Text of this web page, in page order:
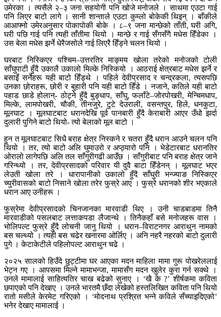
उमेरका । त्यसैले २–३ जना सहयोगी पनि खोजे मनोजले । साथमा एउटा गाई
पनि लिएर बाटो लागे । सानी शान्ताले एउटा कुम्लो बोकेकी थिइन् । बाँकीले
आआफ्नो उमेरअनुसार पोकापोकी बोके । ८–९ जना मान्छेको ताँती, घरी अगि,
घरी पछि गाई पनि त्यही ताँतीमा थियो । मान्छे र गाई सँगसँगै मधेस हिँडेका ।
उस बेला मधेस झर्ने धेरैजसोले गाई लिएरै हिँड्ने चलन थियो ।
घरबाट निस्किएर पश्चिम–उत्तरतिर माङ्मय खोला तरेको मनोजको टोली
साँघुपाटी हुँदै उकालै उकालो मिल्के निस्कियो । आठराई क्षेत्रबाट मधेस झर्ने र
बसाइँ सर्नेहरू यही बाटो हिँड्थे । पहिले देवीप्रसाद र चन्द्रकला, त्यसपछि
उनका छोराहरू, छोरी र बुहारी पनि यही बाटो हिँडे । नजाने, कतिले यही बाटो
पहाड छाडे होलान्- ठोट्ने हुँदै बुङ्धाप, साँघु, फलाँटे–जोरपोखरी, मेन्चिमधाप,
मिल्के, लामपोखरी, चौकी, तीनजुरे, टुटे देउराली, वसन्तपुर, हिले, धनकुटा,
मूलघाट । मूलघाटबाट धरानदेखि पूर्व पानबारी हुँदै केराबारी आएर उँधो झर्दा
दुलारी पुगिने बाटो थियो- त्यो बेलाको मूल बाटो ।
हुन त मूलघाटबाट सिधै बराह क्षेत्र निस्कने र चतरा हुँदै धरान आउने चलन पनि
थियो । तर, त्यो बाटो अलि घुमाउरो र अप्ठ्यारो पनि । भेडेटारबाट धरानतिर
ओरालो लागेपछि अलि तल साँगुरीगढी आउँछ । साँगुरीबाट पनि बराह क्षेत्र जाने
गरिन्थ्यो । तर, देवीप्रसादको परिवार यी दुवै बाटा हिँडेनन् । मूलघाट भएर
लेउती खोला तरे । धारापानीको उकालो हुँदै साँघुरी भन्ज्याङ निस्किएर
च्युरीवासको बाटो निसाने खोला तरेर फुस्रे आए । फुस्रे धरानको शीर भएकाले
धरान आए उनीहरू ।
फुस्रेमा देवीप्रसादको चिनजानका मारवाडी थिए । उनी चाडबाडमा तिनै
मारवाडीको पसलबाट लत्ताकपडा लैजान्थे । तिनैकहाँ बसे मनोजहरू वास ।
भोलिपल्ट फुस्रे हुँदै लोचनी जानु थियो । धरान–विराटनगर आराथुन नामको
बस चल्थ्यो । त्यही बस चढेर खनारमा ओर्लिए । अनि नहरै नहरको बाटो दुलारी
पुगे । केटाकेटीले पहिलोपल्ट आराथुन चढे ।
२०२५ सालको हिउँदे छुट्टीमा घर आएका मदन माहिला मामा गुरू पोखरेललाई
भेट्न गए । आपसमा मिल्ने मामाभन्जा, मामासँग मदन खुलेर कुरा गर्न सक्थे ।
उनले मामालाई साहित्यतिर चाख बढेको सुनाए । ‘खै के ?’ शीर्षकमा कविता
छपाएको पनि देखाए । उनले भारतमै छँदा लेखेको हस्तलिखित कविता पनि थियो
रातो मसीले केरमेट गरिएको । ‘मोदनाथ प्रश्रित भन्ने कविले सँच्याइदिएको’
भनेर देखाए मामालाई ।